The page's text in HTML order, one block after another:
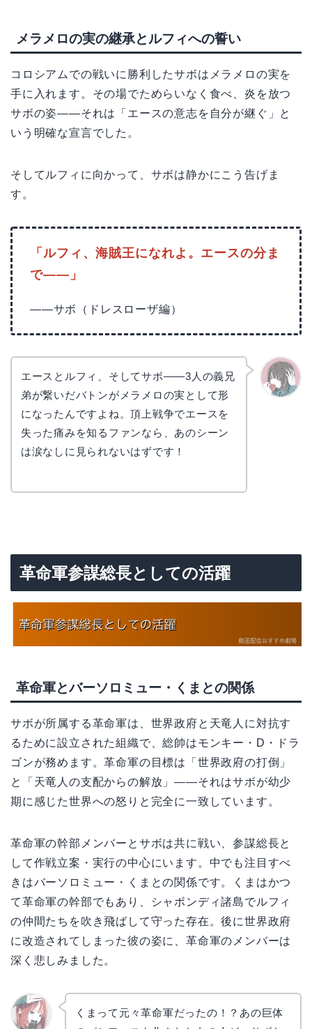
メラメロの実の継承とルフィへの誓い
コロシアムでの戦いに勝利したサボはメラメロの実を
手に入れます。その場でためらいなく食べ、炎を放つ
サボの姿——それは「エースの意志を自分が継ぐ」と
いう明確な宣言でした。
そしてルフィに向かって、サボは静かにこう告げま
す。
「ルフィ、海賊王になれよ。エースの分ま
で——」
——サボ（ドレスローザ編）
エースとルフィ、そしてサボ——3人の義兄
弟が繋いだバトンがメラメロの実として形
になったんですよね。頂上戦争でエースを
失った痛みを知るファンなら、あのシーン
は涙なしに見られないはずです！
革命軍参謀総長としての活躍
革命軍とバーソロミュー・くまとの関係
サボが所属する革命軍は、世界政府と天竜人に対抗す
るために設立された組織で、総帥はモンキー・D・ドラ
ゴンが務めます。革命軍の目標は「世界政府の打倒」
と「天竜人の支配からの解放」——それはサボが幼少
期に感じた世界への怒りと完全に一致しています。
革命軍の幹部メンバーとサボは共に戦い、参謀総長と
して作戦立案・実行の中心にいます。中でも注目すべ
きはバーソロミュー・くまとの関係です。くまはかつ
て革命軍の幹部でもあり、シャボンディ諸島でルフィ
の仲間たちを吹き飛ばして守った存在。後に世界政府
に改造されてしまった彼の姿に、革命軍のメンバーは
深く悲しみました。
くまって元々革命軍だったの！？あの巨体